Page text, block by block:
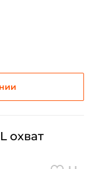
охват